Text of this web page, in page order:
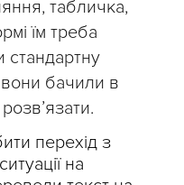
табличка,
їм треба
стандартну
бачили в
перехід з
на